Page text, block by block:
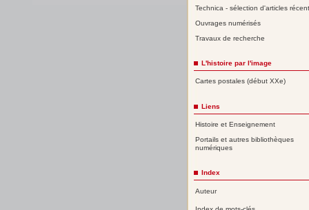
Technica - sélection d'articles
Ouvrages numérisés
Travaux de recherche
L'histoire par l'image
Cartes postales (début XXe)
Liens
Histoire et Enseignement
Portails et autres bibliothèques
numériques
Index
Auteur